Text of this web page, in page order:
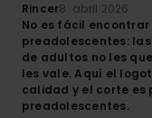
Rincer8. abril 2026
No es fácil
preadolescentes:
de adultos no les
les vale. Aquí el
calidad y el corte es
preadolescentes.